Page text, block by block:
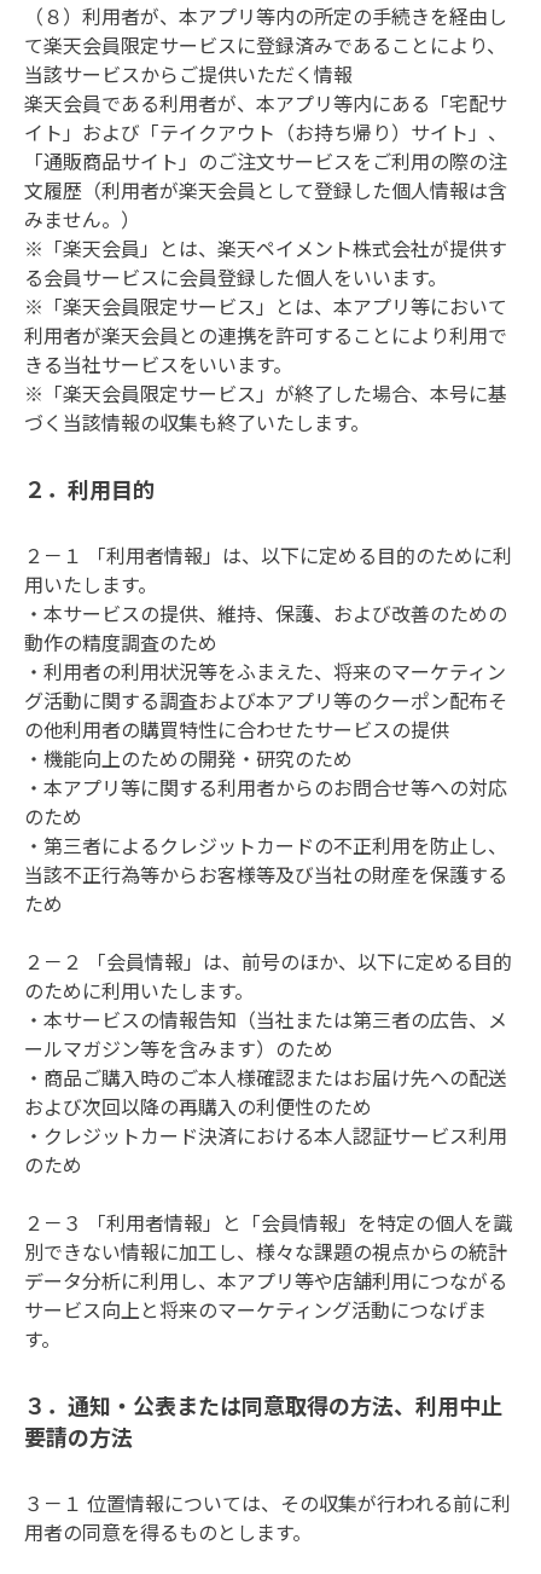
（８）利用者が、本アプリ等内の所定の手続きを経由し
て楽天会員限定サービスに登録済みであることにより、
当該サービスからご提供いただく情報
楽天会員である利用者が、本アプリ等内にある「宅配サ
イト」および「テイクアウト（お持ち帰り）サイト」、
「通販商品サイト」のご注文サービスをご利用の際の注
文履歴（利用者が楽天会員として登録した個人情報は含
みません。）
※「楽天会員」とは、楽天ペイメント株式会社が提供す
る会員サービスに会員登録した個人をいいます。
※「楽天会員限定サービス」とは、本アプリ等において
利用者が楽天会員との連携を許可することにより利用で
きる当社サービスをいいます。
※「楽天会員限定サービス」が終了した場合、本号に基
づく当該情報の収集も終了いたします。
２．利用目的
２－１ 「利用者情報」は、以下に定める目的のために利
用いたします。
・本サービスの提供、維持、保護、および改善のための
動作の精度調査のため
・利用者の利用状況等をふまえた、将来のマーケティン
グ活動に関する調査および本アプリ等のクーポン配布そ
の他利用者の購買特性に合わせたサービスの提供
・機能向上のための開発・研究のため
・本アプリ等に関する利用者からのお問合せ等への対応
のため
・第三者によるクレジットカードの不正利用を防止し、
当該不正行為等からお客様等及び当社の財産を保護する
ため
２－２ 「会員情報」は、前号のほか、以下に定める目的
のために利用いたします。
・本サービスの情報告知（当社または第三者の広告、メ
ールマガジン等を含みます）のため
・商品ご購入時のご本人様確認またはお届け先への配送
および次回以降の再購入の利便性のため
・クレジットカード決済における本人認証サービス利用
のため
２－３ 「利用者情報」と「会員情報」を特定の個人を識
別できない情報に加工し、様々な課題の視点からの統計
データ分析に利用し、本アプリ等や店舗利用につながる
サービス向上と将来のマーケティング活動につなげま
す。
３．通知・公表または同意取得の方法、利用中止
要請の方法
３－１ 位置情報については、その収集が行われる前に利
用者の同意を得るものとします。